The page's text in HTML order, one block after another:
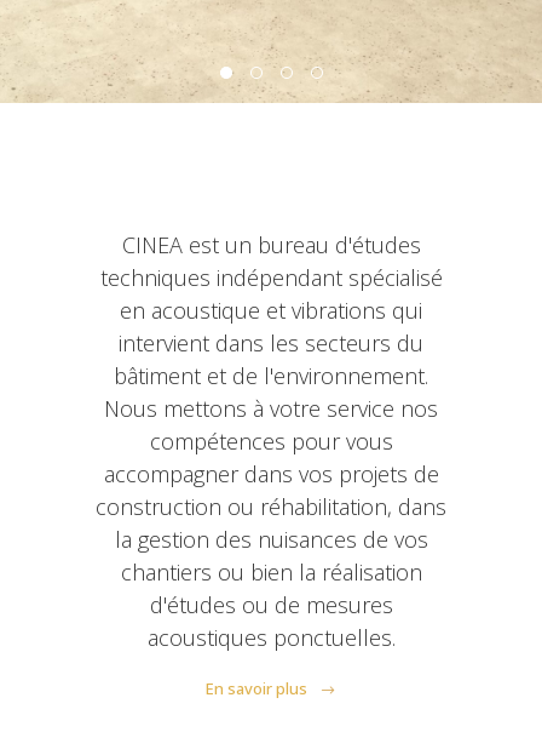
CINEA est un bureau d'études
techniques indépendant spécialisé
en acoustique et vibrations qui
intervient dans les secteurs du
bâtiment et de l'environnement.
Nous mettons à votre service nos
compétences pour vous
accompagner dans vos projets de
construction ou réhabilitation, dans
la gestion des nuisances de vos
chantiers ou bien la réalisation
d'études ou de mesures
acoustiques ponctuelles.
En savoir plus